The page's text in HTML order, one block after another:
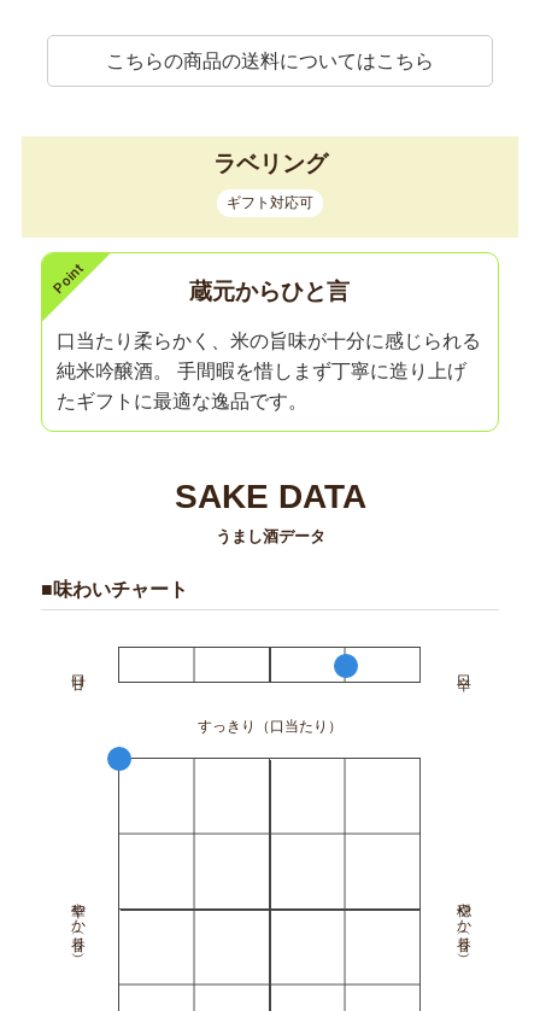
こちらの商品の送料についてはこちら
ラベリング
ギフト対応可
蔵元からひと言
口当たり柔らかく、米の旨味が十分に感じられる
純米吟醸酒。 手間暇を惜しまず丁寧に造り上げ
たギフトに最適な逸品です。
SAKE DATA
うまし酒データ
■味わいチャート
すっきり（口当たり）
華やか（香り） 穏やか（香り）